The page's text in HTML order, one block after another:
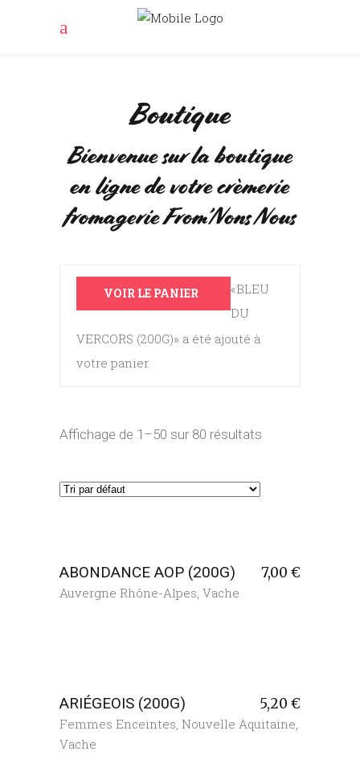
Boutique
Bienvenue sur la boutique
en ligne de votre crèmerie
fromagerie From’Nons Nous
VOIR LE PANIER
«BLEU
DU
VERCORS (200G)» a été ajouté à
votre panier.
Affichage de 1–50 sur 80 résultats
ABONDANCE AOP (200G) 7,00 €
Auvergne Rhône-Alpes Vache
ARIÉGEOIS (200G) 5,20 €
Femmes Enceintes, Nouvelle Aquitaine,
Vache